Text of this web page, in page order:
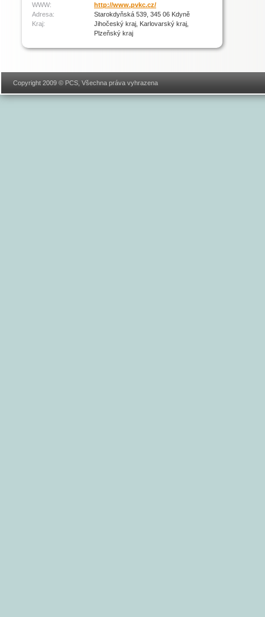
WWW:
http://www.pvkc.cz/
Adresa:
Starokdyňská 539, 345 06 Kdyně
Kraj:
Jihočeský kraj, Karlovarský kraj,
Plzeňský kraj
Copyright 2009 © PCS, Všechna práva vyhrazena